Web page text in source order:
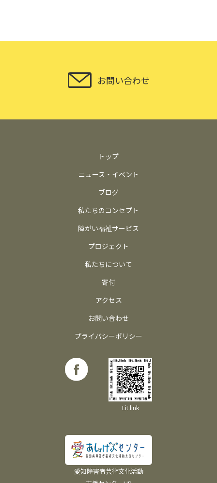
お問い合わせ
トップ
ニュース・イベント
ブログ
私たちのコンセプト
障がい福祉サービス
プロジェクト
私たちについて
寄付
アクセス
お問い合わせ
プライバシーポリシー
Lit.link
愛知障害者芸術文化活動